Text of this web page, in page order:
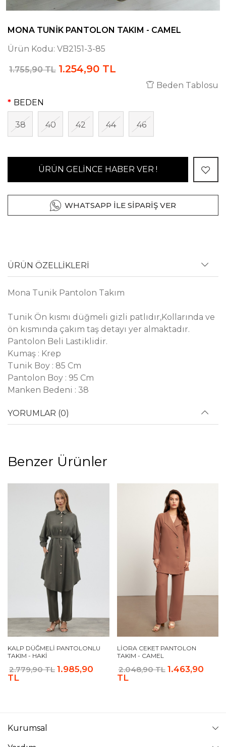
MONA TUNIK PANTOLON TAKIM - CAMEL
Ürün Kodu: VB2151-3-85
1.755,90 TL 1.254,90 TL
Beden Tablosu
BEDEN
38 40 42 44 46
ÜRÜN GELİNCE HABER VER !
WHATSAPP İLE SİPARİŞ VER
ÜRÜN ÖZELLİKLERİ
Mona Tunik Pantolon Takım
Tunik Ön kısmı düğmeli gizli patlıdır,Kollarında ve
ön kısmında çakım taş detayı yer almaktadır.
Pantolon Beli Lastiklidir.
Kumaş : Krep
Tunik Boy : 85 Cm
Pantolon Boy : 95 Cm
Manken Bedeni : 38
YORUMLAR (0)
Benzer Ürünler
KALP DÜĞMELI PANTOLONLU
TAKIM - HAKI
2.779,90 TL 1.985,90
TL
LIORA CEKET PANTOLON
TAKIM - CAMEL
2.048,90 TL 1.463,90
TL
Kurumsal